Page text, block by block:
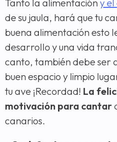
Tanto la alimentacióny el
de su jaula, hará que tu
buena alimentación esto
desarrollo y una vida
canto, también debe ser
buen espacio y limpio
tu ave ¡Recordad! La
motivación para cantar
canarios.